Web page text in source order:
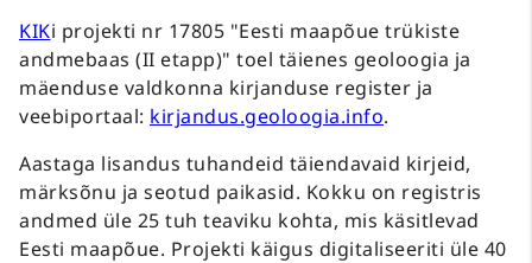
KIKi projekti nr 17805 "Eesti maapõue trükiste
andmebaas (II etapp)" toel täienes geoloogia ja
mäenduse valdkonna kirjanduse register ja
veebiportaal: kirjandus.geoloogia.info.
Aastaga lisandus tuhandeid täiendavaid kirjeid,
märksõnu ja seotud paikasid. Kokku on registris
andmed üle 25 tuh teaviku kohta, mis käsitlevad
Eesti maapõue. Projekti käigus digitaliseeriti üle 40